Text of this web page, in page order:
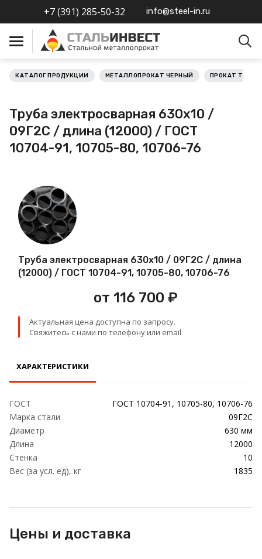
+7 (391) 285-50-32 info@steel-in.ru
Металлопрокат
нержавеющий
Металлопрокат
калиброванный
Профлист
Проволока
Детали трубопровода
КАТАЛОГ ПРОДУКЦИИ МЕТАЛЛОПРОКАТ ЧЕРНЫЙ ПРОКАТ
Труба электросварная 630х10 /
09Г2С / длина (12000) / ГОСТ
10704-91, 10705-80, 10706-76
Труба электросварная 630х10 / 09Г2С / длина
(12000) / ГОСТ 10704-91, 10705-80, 10706-76
от 116 700 ₽
Актуальная цена доступна по запросу.
Свяжитесь с нами по телефону или email
ХАРАКТЕРИСТИКИ
ГОСТ
ГОСТ 10704-91, 10705-80, 10706-76
Марка стали
09Г2С
Диаметр
630 мм
Длина
12000
Стенка
10
Вес (за усл. ед), кг
1835
Цены и доставка